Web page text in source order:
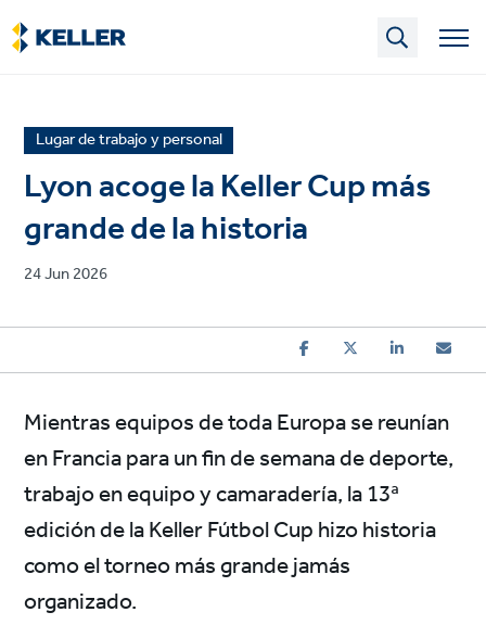
Skip
to
main
News
article
category
Lugar de trabajo y personal
Lyon acoge la Keller Cup más
grande de la historia
Published
24 Jun 2026
Mientras equipos de toda Europa se reunían
en Francia para un fin de semana de deporte,
trabajo en equipo y camaradería, la 13ª
edición de la Keller Fútbol Cup hizo historia
como el torneo más grande jamás
organizado.